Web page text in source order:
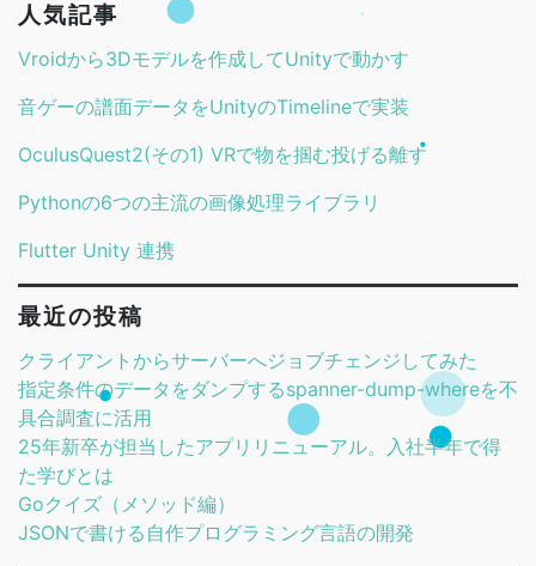
人気記事
Vroidから3Dモデルを作成してUnityで動かす
音ゲーの譜面データをUnityのTimelineで実装
OculusQuest2(その1) VRで物を掴む投げる離す
Pythonの6つの主流の画像処理ライブラリ
Flutter Unity 連携
最近の投稿
クライアントからサーバーへジョブチェンジしてみた
指定条件のデータをダンプするspanner-dump-whereを不
具合調査に活用
25年新卒が担当したアプリリニューアル。入社半年で得
た学びとは
Goクイズ（メソッド編）
JSONで書ける自作プログラミング言語の開発